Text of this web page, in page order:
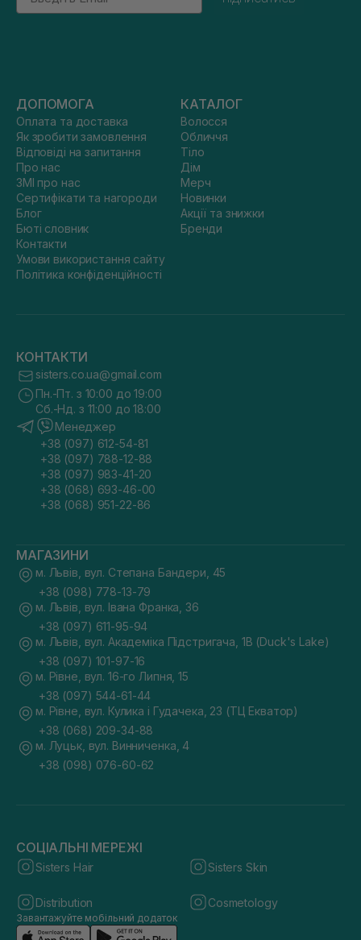
ДОПОМОГА
Оплата та доставка
Як зробити замовлення
Відповіді на запитання
Про нас
ЗМІ про нас
Сертифікати та нагороди
Блог
Бюті словник
Контакти
Умови використання сайту
Політика конфіденційності
КАТАЛОГ
Волосся
Обличчя
Тіло
Дім
Мерч
Новинки
Акції та знижки
Бренди
КОНТАКТИ
sisters.co.ua@gmail.com
Пн.-Пт. з 10:00 до 19:00
Сб.-Нд. з 11:00 до 18:00
Менеджер
+38 (097) 612-54-81
+38 (097) 788-12-88
+38 (097) 983-41-20
+38 (068) 693-46-00
+38 (068) 951-22-86
МАГАЗИНИ
м. Львів, вул. Степана Бандери, 45
+38 (098) 778-13-79
м. Львів, вул. Івана Франка, 36
+38 (097) 611-95-94
м. Львів, вул. Академіка Підстригача, 1В (Duck's Lake)
+38 (097) 101-97-16
м. Рівне, вул. 16-го Липня, 15
+38 (097) 544-61-44
м. Рівне, вул. Кулика і Гудачека, 23 (ТЦ Екватор)
+38 (068) 209-34-88
м. Луцьк, вул. Винниченка, 4
+38 (098) 076-60-62
СОЦІАЛЬНІ МЕРЕЖІ
Sisters Hair Sisters Skin
Distribution Cosmetology
Завантажуйте мобільний додаток